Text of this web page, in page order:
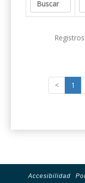
< 1
Accesibilidad